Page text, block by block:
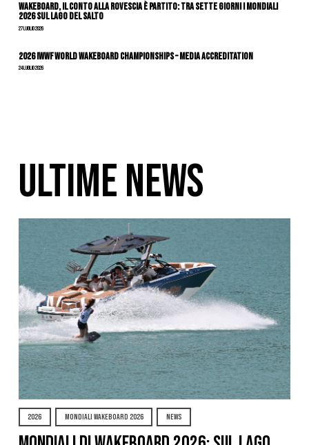
Wakeboard, il conto alla rovescia è partito: tra sette giorni i Mondiali
2026 sul Lago del Salto
27 Luglio 2026
2026 IWWF WORLD WAKEBOARD CHAMPIONSHIPS – MEDIA ACCREDITATION
24 Luglio 2026
ULTIME NEWS
2026 MONDIALI WAKEBOARD 2026 NEWS